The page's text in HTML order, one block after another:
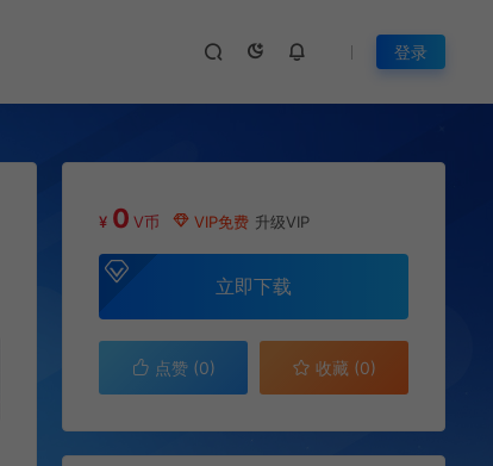
登录
¥ 0 V币 VIP免费 升级VIP
立即下载
点赞 (0) 收藏 (0)